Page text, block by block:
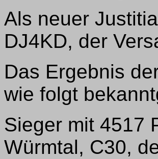
Als neuer
DJ4KD, der
Das Ergebnis
wie folgt
Sieger mit 4517
Würmtal, C30,